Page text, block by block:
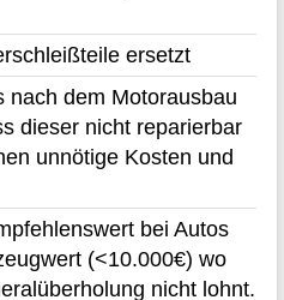
ersetzt
nach dem Motorausbau
dieser nicht reparierbar
unnötige Kosten und
bei Autos
(<10.000€) wo
nicht lohnt.